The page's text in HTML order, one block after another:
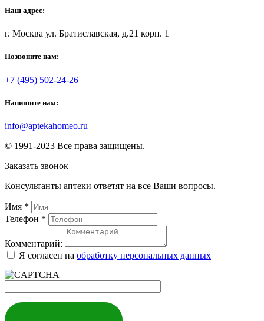
Наш адрес:
г. Москва ул. Братиславская, д.21 корп. 1
Позвоните нам:
+7 (495) 502-24-26
Напишите нам:
info@aptekahomeo.ru
© 1991-2023 Все права защищены.
Заказать звонок
Консультанты аптеки ответят на все Ваши вопросы.
Имя *
Телефон *
Комментарий:
Я согласен на обработку персональных данных